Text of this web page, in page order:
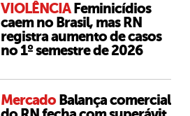
VIOLÊNCIA Feminicídios
caem no Brasil, mas RN
registra aumento de casos
no 1º semestre de 2026
Mercado Balança comercial